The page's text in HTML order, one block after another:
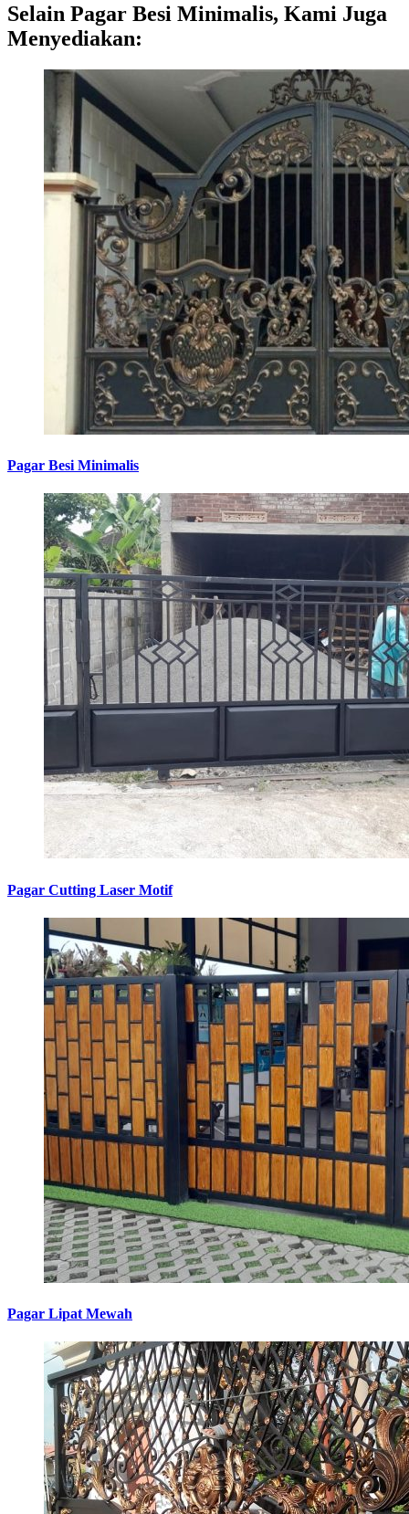
Selain Pagar Besi Minimalis, Kami Juga
Menyediakan:
Pagar Besi Minimalis
Pagar Cutting Laser Motif
Pagar Lipat Mewah